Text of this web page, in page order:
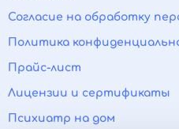
Согласие на обработку
Политика
Прайс-лист
Лицензии и сертификаты
Психиатр на дом